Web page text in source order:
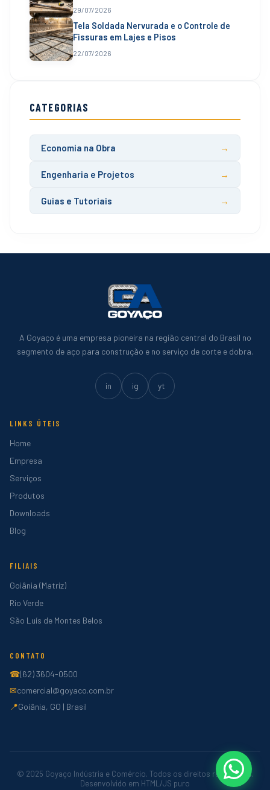
29/07/2026
Tela Soldada Nervurada e o Controle de
Fissuras em Lajes e Pisos
22/07/2026
CATEGORIAS
Economia na Obra
Engenharia e Projetos
Guias e Tutoriais
A Goyaço é uma empresa pioneira na região central do Brasil no
segmento de aço para construção e no serviço de corte e dobra.
in ig yt
LINKS ÚTEIS
Home
Empresa
Serviços
Produtos
Downloads
Blog
FILIAIS
Goiânia (Matriz)
Rio Verde
São Luís de Montes Belos
CONTATO
☎(62) 3604-0500
✉comercial@goyaco.com.br
📍Goiânia, GO | Brasil
© 2025 Goyaço Indústria e Comércio. Todos os direitos reservados.
Desenvolvido em HTML/JS puro